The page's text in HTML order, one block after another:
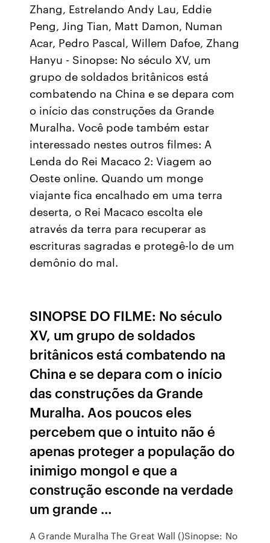
Zhang, Estrelando Andy Lau, Eddie
Peng, Jing Tian, Matt Damon, Numan
Acar, Pedro Pascal, Willem Dafoe, Zhang
Hanyu - Sinopse: No século XV, um
grupo de soldados britânicos está
combatendo na China e se depara com
o início das construções da Grande
Muralha. Você pode também estar
interessado nestes outros filmes: A
Lenda do Rei Macaco 2: Viagem ao
Oeste online. Quando um monge
viajante fica encalhado em uma terra
deserta, o Rei Macaco escolta ele
através da terra para recuperar as
escrituras sagradas e protegê-lo de um
demônio do mal.
SINOPSE DO FILME: No século
XV, um grupo de soldados
britânicos está combatendo na
China e se depara com o início
das construções da Grande
Muralha. Aos poucos eles
percebem que o intuito não é
apenas proteger a população do
inimigo mongol e que a
construção esconde na verdade
um grande …
A Grande Muralha The Great Wall ()Sinopse: No